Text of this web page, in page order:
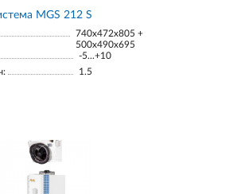
MGS 212 S
740x472x805 +
500x490x695
-5...+10
1.5